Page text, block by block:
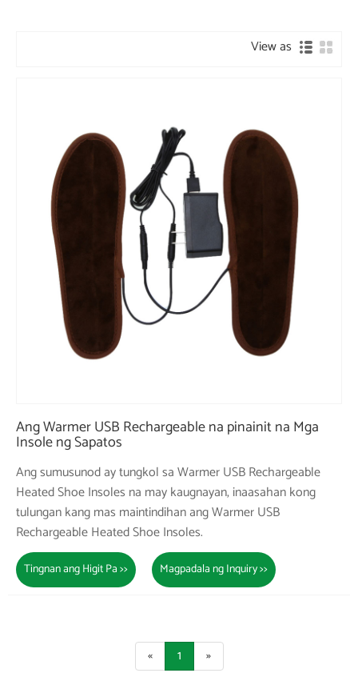
View as
Ang Warmer USB Rechargeable na pinainit na Mga
Insole ng Sapatos
Ang sumusunod ay tungkol sa Warmer USB Rechargeable
Heated Shoe Insoles na may kaugnayan, inaasahan kong
tulungan kang mas maintindihan ang Warmer USB
Rechargeable Heated Shoe Insoles.
Tingnan ang Higit Pa >> Magpadala ng Inquiry >>
« 1 »